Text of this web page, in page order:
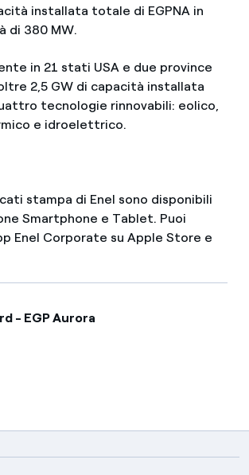
installata totale di EGPNA in
di 380 MW.
in 21 stati USA e due province
2,5 GW di capacità installata
tecnologie rinnovabili: eolico,
e idroelettrico.
stampa di Enel sono disponibili
Smartphone e Tablet. Puoi
Enel Corporate su Apple Store e
- EGP Aurora